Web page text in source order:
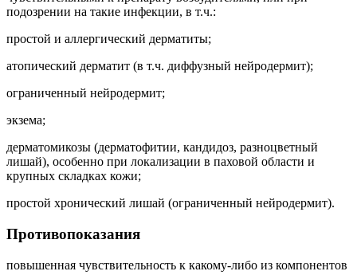
подозрении на такие инфекции, в т.ч.:
простой и аллергический дерматиты;
атопический дерматит (в т.ч. диффузный нейродермит);
ограниченный нейродермит;
экзема;
дерматомикозы (дерматофитии, кандидоз, разноцветный
лишай), особенно при локализации в паховой области и
крупных складках кожи;
простой хронический лишай (ограниченный нейродермит).
Противопоказания
повышенная чувствительность к какому-либо из компонентов